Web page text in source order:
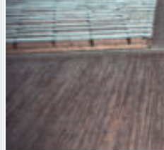
Valmiera gatava teātra svētkiem –
festivāla nedēļa